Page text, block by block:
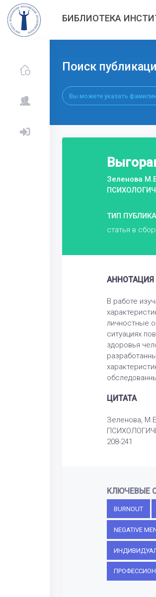
БИБЛИОТЕКА
Поиск
Зеленова
ТИП
статья в
АННОТАЦИЯ
В работе
личностные
ситуациях
здоровья
ЦИТАТА
Зеленова,
208-241
КЛЮЧЕВЫЕ
BURNOUT
NEGATIVE